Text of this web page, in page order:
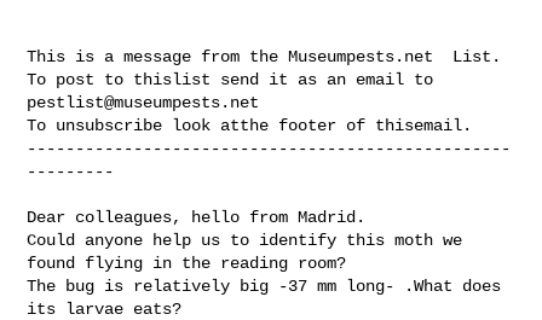
This is a message from the Museumpests.net  List.
pestlist@museumpests.net
To unsubscribe look atthe footer of thisemail.
--------------------------------------------------
---------
Dear colleagues, hello from Madrid.
Could anyone help us to identify this moth we
found flying in the reading room?
The bug is relatively big -37 mm long- .What does
its larvae eats?